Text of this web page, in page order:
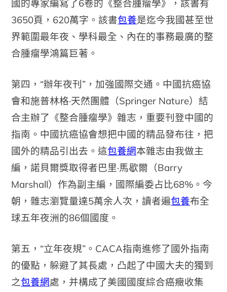
國的專家編寫了6卷的《整合腫瘤學》，該書有
3650頁，620萬字。該書包養是迄今我國甚至世
界範圍最年夜、學科最全、內在的事務最廣的整
合腫瘤學鴻篇巨著。
第四，“辦年夜刊”，加強國際交通。中國抗癌協
會和施普林格·天然團體（Springer Nature）結
合主辦了《整合腫瘤學》雜志，重要刊登中國的
指南。中國抗癌協會想把中國的精品發布往，把
國外的精品引出去。這包養網本雜志由我做主
編，諾貝爾獎取得者巴里·馬歇爾（Barry
Marshall）作為副主編，國際編委占比68%。今
朝，雜志瀏覽量達5萬余人次，讀者遍包養布全
球五年夜洲的86個國度。
第五，“立年夜規”。CACA指南進修了國外指南
的優點，躲避了其長處，凸起了中國大夫的獨到
之包養網處，并構成了美國國度綜合癌癥收集